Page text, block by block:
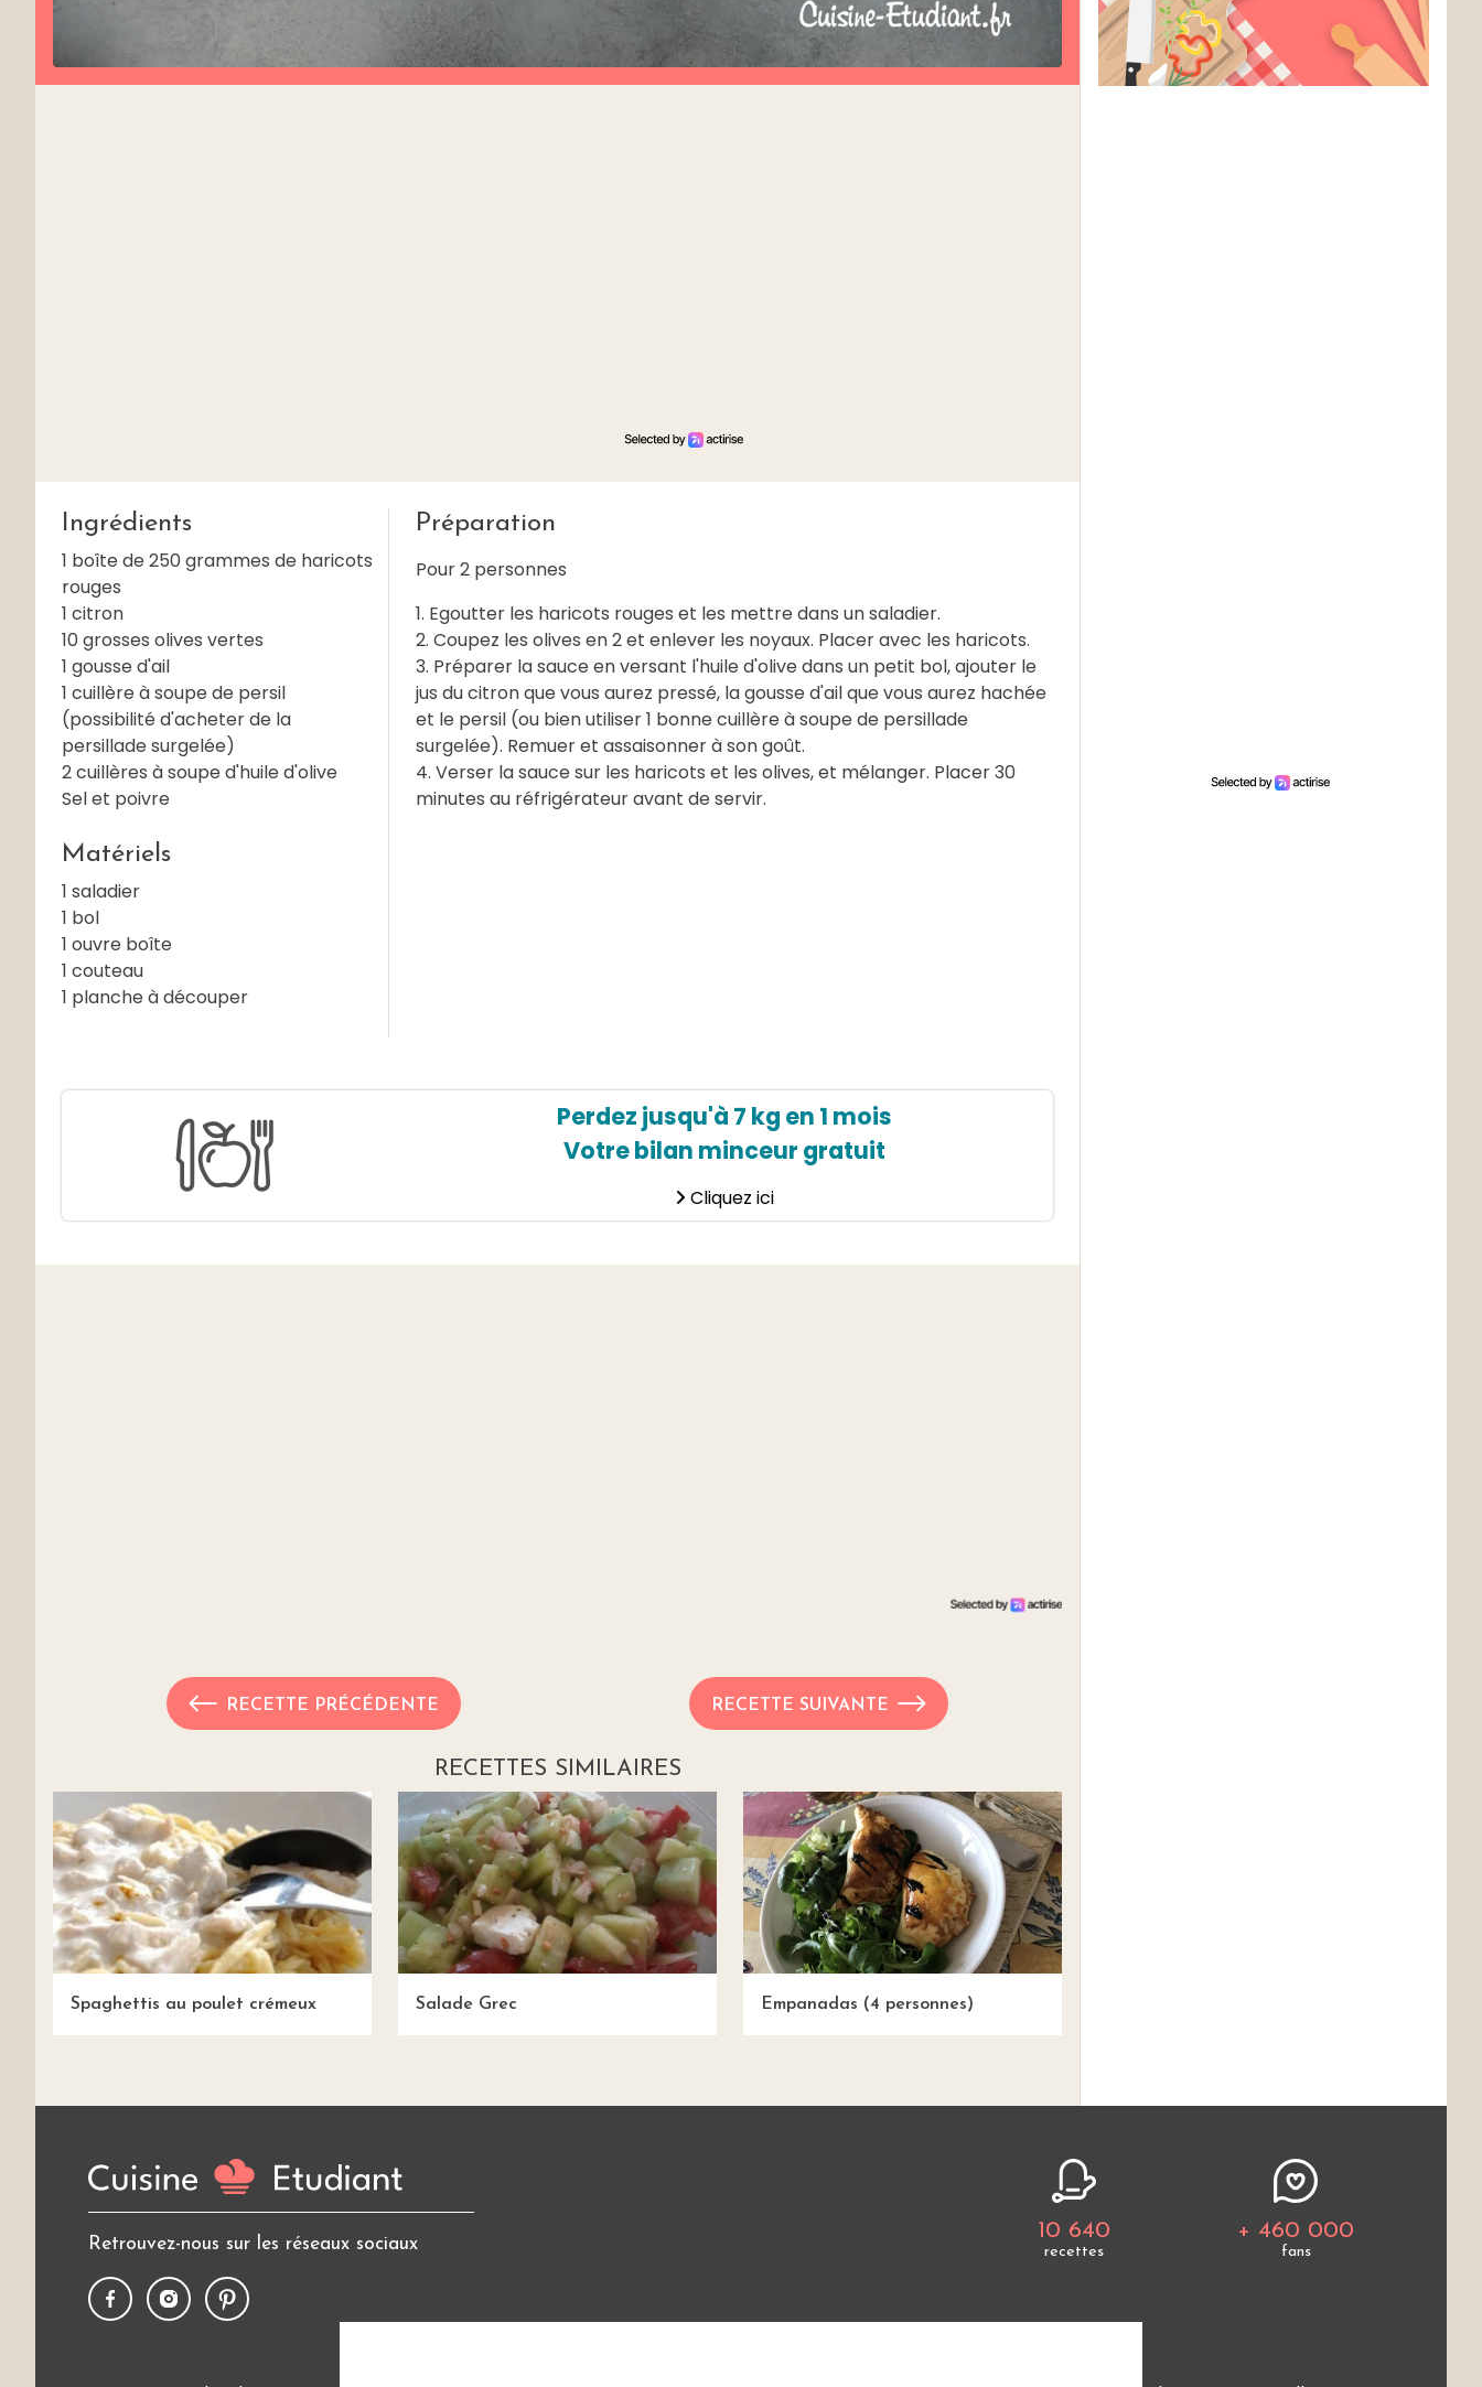
Ingrédients
1 boîte de 250 grammes de haricots
rouges
1 citron
10 grosses olives vertes
1 gousse d'ail
1 cuillère à soupe de persil
(possibilité d'acheter de la
persillade surgelée)
2 cuillères à soupe d'huile d'olive
Sel et poivre
Matériels
1 saladier
1 bol
1 ouvre boîte
1 couteau
1 planche à découper
Préparation
Pour 2 personnes
1. Egoutter les haricots rouges et les mettre dans un saladier.
2. Coupez les olives en 2 et enlever les noyaux. Placer avec les haricots.
3. Préparer la sauce en versant l'huile d'olive dans un petit bol, ajouter le
jus du citron que vous aurez pressé, la gousse d'ail que vous aurez hachée
et le persil (ou bien utiliser 1 bonne cuillère à soupe de persillade
surgelée). Remuer et assaisonner à son goût.
4. Verser la sauce sur les haricots et les olives, et mélanger. Placer 30
minutes au réfrigérateur avant de servir.
Perdez jusqu'à 7 kg en 1 mois
Votre bilan minceur gratuit
Cliquez ici
RECETTE PRÉCÉDENTE RECETTE SUIVANTE
RECETTES SIMILAIRES
Spaghettis au poulet crémeux Salade Grec Empanadas (4 personnes)
Retrouvez-nous sur les réseaux sociaux
10 640
recettes
+ 460 000
fans